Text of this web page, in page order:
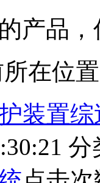
产品
在位
装置综
分